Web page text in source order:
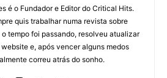
é o Fundador e Editor do Critical Hits.
quis trabalhar numa revista sobre
tempo foi passando, resolveu atualizar
e, após vencer alguns medos
correu atrás do sonho.